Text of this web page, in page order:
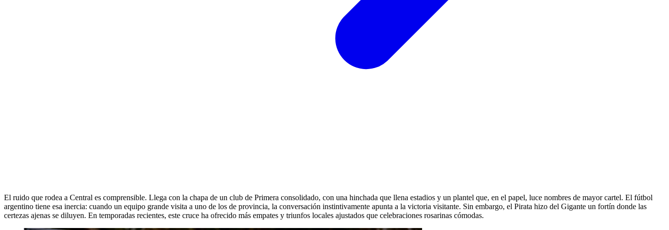
El ruido que rodea a Central es comprensible. Llega con la chapa de un club de Primera consolidado, con una hinchada que llena estadios y un plantel que, en el papel, luce nombres de mayor cartel. El fútbol
argentino tiene esa inercia: cuando un equipo grande visita a uno de los de provincia, la conversación instintivamente apunta a la victoria visitante. Sin embargo, el Pirata hizo del Gigante un fortín donde las
certezas ajenas se diluyen. En temporadas recientes, este cruce ha ofrecido más empates y triunfos locales ajustados que celebraciones rosarinas cómodas.